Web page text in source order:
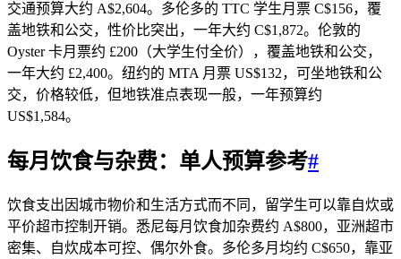
交通预算大约 A$2,604。多伦多的 TTC 学生月票 C$156，覆
盖地铁和公交，性价比突出，一年大约 C$1,872。伦敦的
Oyster 卡月票约 £200（大学生付全价），覆盖地铁和公交，
一年大约 £2,400。纽约的 MTA 月票 US$132，可坐地铁和公
交，价格较低，但地铁准点表现一般，一年预算约
US$1,584。
每月饮食与杂费：单人预算参考#
饮食支出因城市物价和生活方式而不同，留学生可以靠自炊或
平价超市控制开销。悉尼每月饮食加杂费约 A$800，亚洲超市
密集、自炊成本可控、偶尔外食。多伦多月均约 C$650，靠亚